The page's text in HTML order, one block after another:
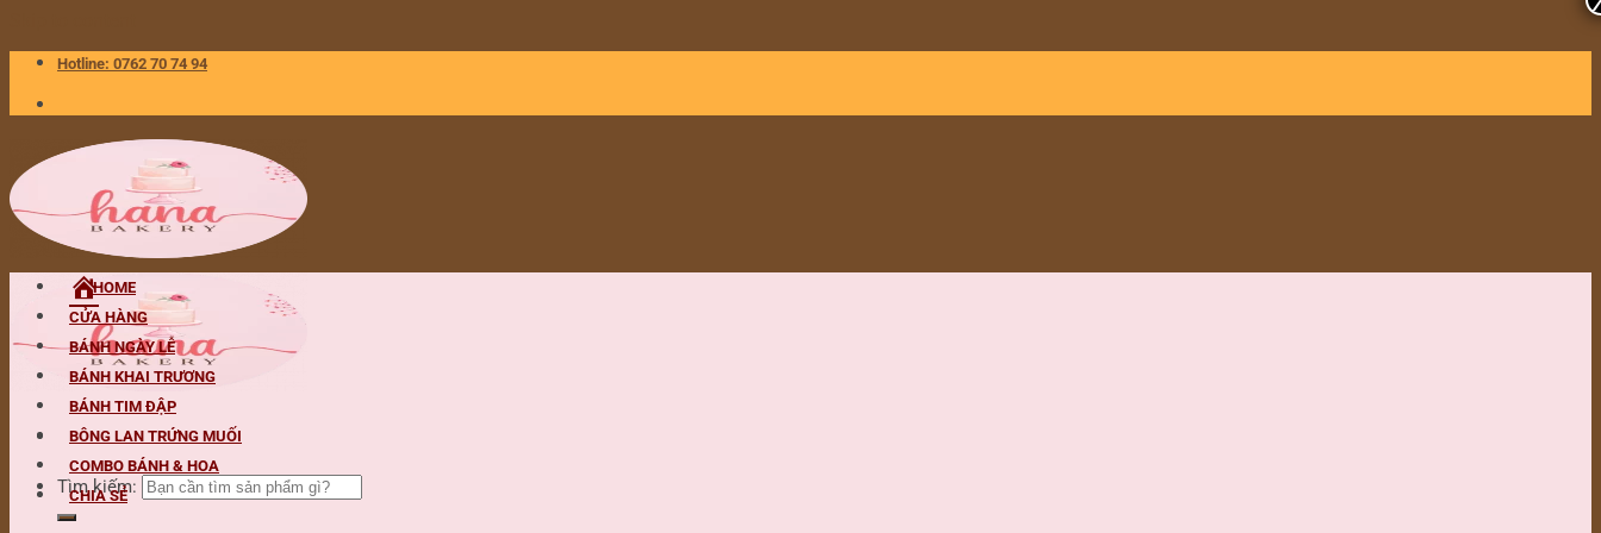
Hotline: 0762 70 74 94
Tìm kiếm:
HOME
CỬA HÀNG
BÁNH NGÀY LỄ
BÁNH KHAI TRƯƠNG
BÁNH TIM ĐẬP
BÔNG LAN TRỨNG MUỐI
COMBO BÁNH & HOA
CHIA SẺ